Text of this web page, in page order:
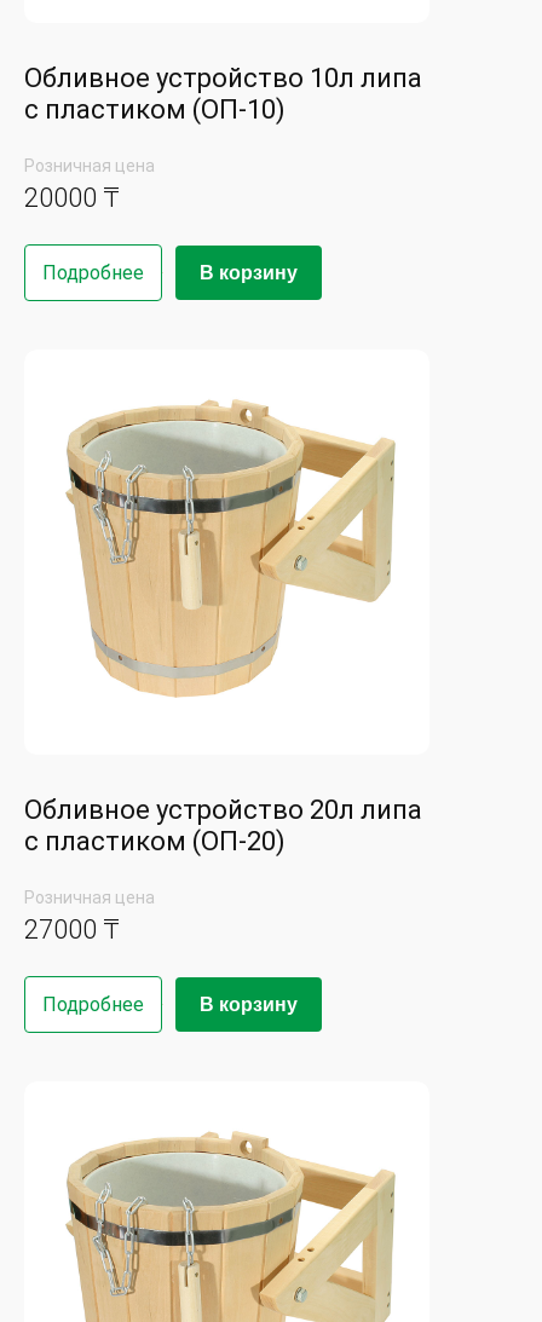
Обливное устройство 10л липа
с пластиком (ОП-10)
Розничная цена
20000 ₸
Подробнее В корзину
Обливное устройство 20л липа
с пластиком (ОП-20)
Розничная цена
27000 ₸
Подробнее В корзину